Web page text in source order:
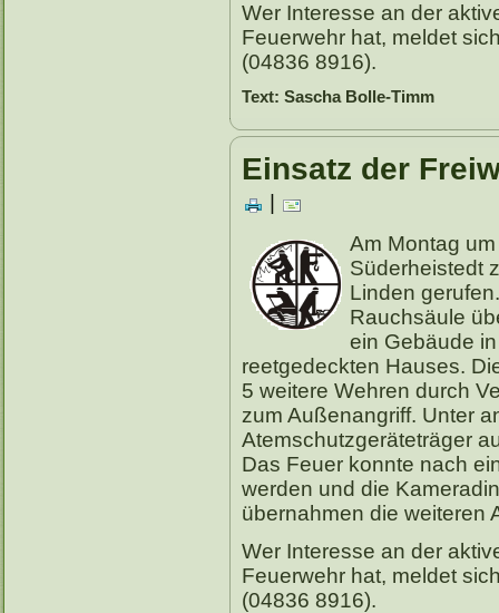
Wer Interesse an der
Feuerwehr hat, meldet
(04836 8916).
Text: Sascha Bolle-Timm
Einsatz der
Am Montag
Süderheistedt
Linden
Rauchsäule
ein Gebäude
reetgedeckten Hauses.
5 weitere Wehren durch
zum Außenangriff. Unter
Atemschutzgeräteträger
Das Feuer konnte nach
werden und die
übernahmen die weiteren
Wer Interesse an der
Feuerwehr hat, meldet
(04836 8916).